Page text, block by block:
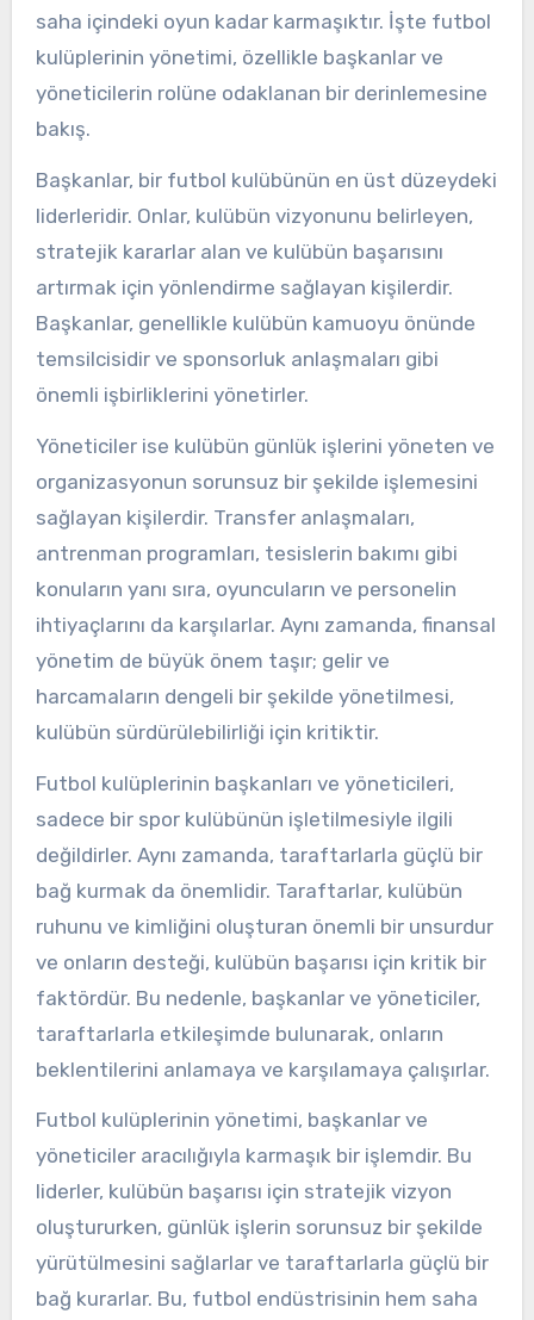
saha içindeki oyun kadar karmaşıktır. İşte futbol
kulüplerinin yönetimi, özellikle başkanlar ve
yöneticilerin rolüne odaklanan bir derinlemesine
bakış.
Başkanlar, bir futbol kulübünün en üst düzeydeki
liderleridir. Onlar, kulübün vizyonunu belirleyen,
stratejik kararlar alan ve kulübün başarısını
artırmak için yönlendirme sağlayan kişilerdir.
Başkanlar, genellikle kulübün kamuoyu önünde
temsilcisidir ve sponsorluk anlaşmaları gibi
önemli işbirliklerini yönetirler.
Yöneticiler ise kulübün günlük işlerini yöneten ve
organizasyonun sorunsuz bir şekilde işlemesini
sağlayan kişilerdir. Transfer anlaşmaları,
antrenman programları, tesislerin bakımı gibi
konuların yanı sıra, oyuncuların ve personelin
ihtiyaçlarını da karşılarlar. Aynı zamanda, finansal
yönetim de büyük önem taşır; gelir ve
harcamaların dengeli bir şekilde yönetilmesi,
kulübün sürdürülebilirliği için kritiktir.
Futbol kulüplerinin başkanları ve yöneticileri,
sadece bir spor kulübünün işletilmesiyle ilgili
değildirler. Aynı zamanda, taraftarlarla güçlü bir
bağ kurmak da önemlidir. Taraftarlar, kulübün
ruhunu ve kimliğini oluşturan önemli bir unsurdur
ve onların desteği, kulübün başarısı için kritik bir
faktördür. Bu nedenle, başkanlar ve yöneticiler,
taraftarlarla etkileşimde bulunarak, onların
beklentilerini anlamaya ve karşılamaya çalışırlar.
Futbol kulüplerinin yönetimi, başkanlar ve
yöneticiler aracılığıyla karmaşık bir işlemdir. Bu
liderler, kulübün başarısı için stratejik vizyon
oluştururken, günlük işlerin sorunsuz bir şekilde
yürütülmesini sağlarlar ve taraftarlarla güçlü bir
bağ kurarlar. Bu, futbol endüstrisinin hem saha